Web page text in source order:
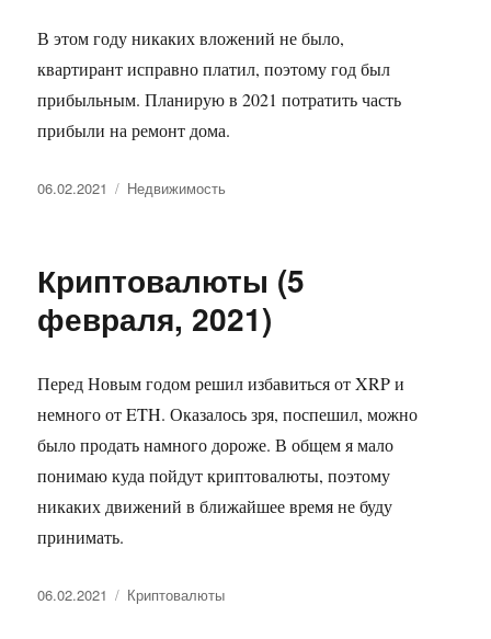
В этом году никаких вложений не было,
квартирант исправно платил, поэтому год был
прибыльным. Планирую в 2021 потратить часть
прибыли на ремонт дома.
Опубликовано
06.02.2021 Рубрики
Недвижимость
Криптовалюты (5
февраля, 2021)
Перед Новым годом решил избавиться от XRP и
немного от ETH. Оказалось зря, поспешил, можно
было продать намного дороже. В общем я мало
понимаю куда пойдут криптовалюты, поэтому
никаких движений в ближайшее время не буду
принимать.
Опубликовано
06.02.2021 Рубрики
Криптовалюты